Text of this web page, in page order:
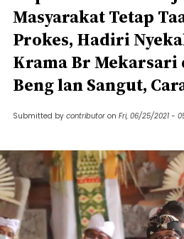
Masyarakat Tetap
Prokes, Hadiri
Krama Br Mekarsari
Beng lan Sangut,
Submitted by contributor on Fri, 06/25/2021 -